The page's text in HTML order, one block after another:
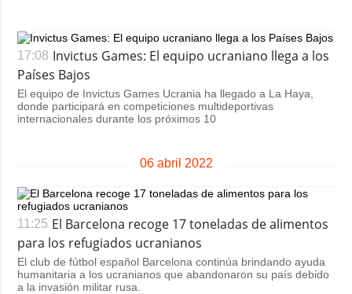
17:08 Invictus Games: El equipo ucraniano llega a los
Países Bajos
El equipo de Invictus Games Ucrania ha llegado a La Haya,
donde participará en competiciones multideportivas
internacionales durante los próximos 10
06 abril 2022
11:25 El Barcelona recoge 17 toneladas de alimentos
para los refugiados ucranianos
El club de fútbol español Barcelona continúa brindando ayuda
humanitaria a los ucranianos que abandonaron su país debido
a la invasión militar rusa.